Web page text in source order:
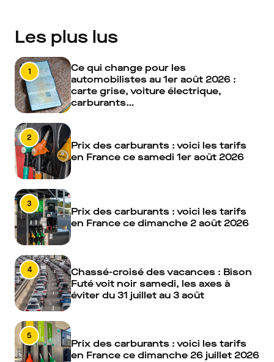
Les plus lus
1
Ce qui change pour les
automobilistes au 1er août 2026 :
carte grise, voiture électrique,
carburants…
2
Prix des carburants : voici les tarifs
en France ce samedi 1er août 2026
3
Prix des carburants : voici les tarifs
en France ce dimanche 2 août 2026
4
Chassé-croisé des vacances : Bison
Futé voit noir samedi, les axes à
éviter du 31 juillet au 3 août
5
Prix des carburants : voici les tarifs
en France ce dimanche 26 juillet 2026